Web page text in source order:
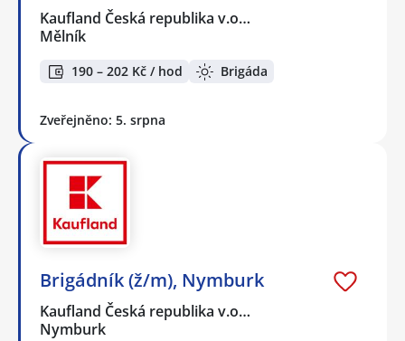
Kaufland Česká republika v.o…
Mělník
190 – 202 Kč / hod Brigáda
Zveřejněno: 5. srpna
Brigádník (ž/m), Nymburk
Kaufland Česká republika v.o…
Nymburk